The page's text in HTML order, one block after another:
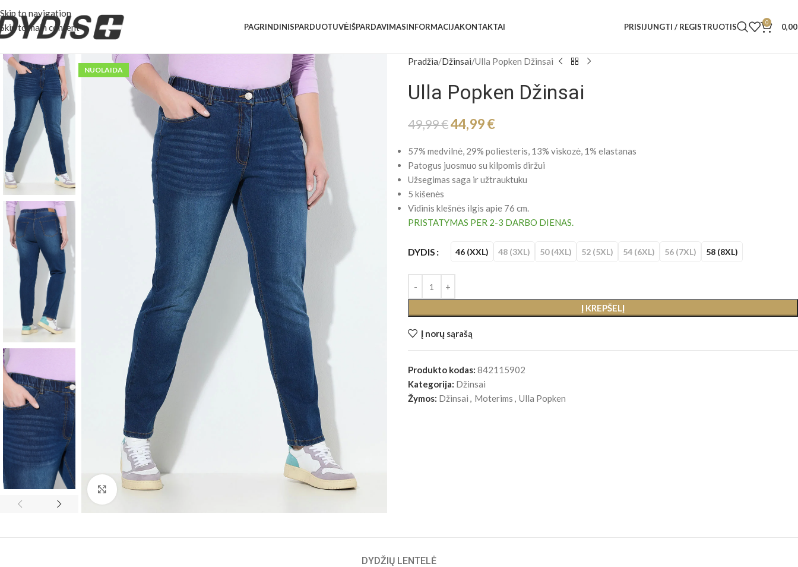
Skip to navigation
Skip to main content
PAGRINDINISPARDUOTUVĖIŠPARDAVIMASINFORMACIJAKONTAKTAI PRISIJUNGTI / REGISTRUOTIS 0
NUOLAIDA
Padidinti
Pradžia Džinsai Ulla Popken Džinsai
Ulla Popken Džinsai
49,99€44,99€
57% medvilnė, 29% poliesteris, 13% viskozė, 1% elastanas
Patogus juosmuo su kilpomis diržui
Užsegimas saga ir užtrauktuku
5 kišenės
Vidinis klešnės ilgis apie 76 cm.
PRISTATYMAS PER 2-3 DARBO DIENAS.
DYDIS 46 (XXL) 48 (3XL) 50 (4XL) 52 (5XL) 54 (6XL) 56 (7XL) 58 (8XL)
Į KREPŠELĮ
Į norų sąrašą
Produkto kodas: 842115902
Kategorija: Džinsai
Žymos: Džinsai , Moterims , Ulla Popken
DYDŽIŲ LENTELĖ